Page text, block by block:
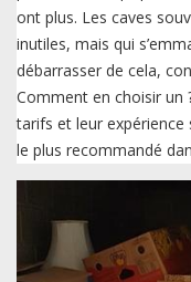
ont plus. Les caves
inutiles, mais qui
débarrasser de cela,
Comment en choisir un
tarifs et leur expérience
le plus recommandé